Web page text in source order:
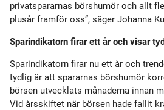
privatspararnas börshumör och allt
plusår framför oss”, säger Johanna
Sparindikatorn firar ett år och visar
Sparindikatorn firar nu ett år och
tydlig är att spararnas börshumör
börsen utvecklats månaderna innan
Vid årsskiftet när börsen hade fallit